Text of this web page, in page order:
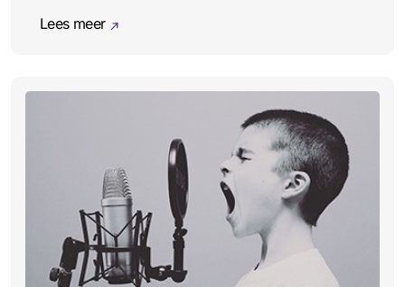
Lees meer